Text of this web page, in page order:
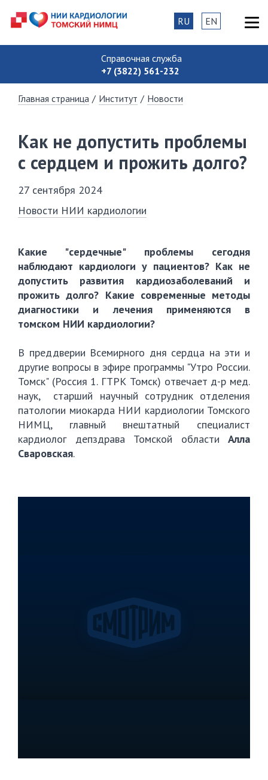
Справочная служба
+7 (3822) 561-232
RU EN
Главная страница / Институт / Новости
Как не допустить проблемы
с сердцем и прожить долго?
27 сентября 2024
Новости НИИ кардиологии
Какие "сердечные" проблемы сегодня
наблюдают кардиологи у пациентов? Как не
допустить развития кардиозаболеваний и
прожить долго? Какие современные методы
диагностики и лечения применяются в
томском НИИ кардиологии?
В преддверии Всемирного дня сердца на эти и
другие вопросы в эфире программы "Утро России.
Томск" (Россия 1. ГТРК Томск) отвечает д-р мед.
наук, старший научный сотрудник отделения
патологии миокарда НИИ кардиологии Томского
НИМЦ, главный внештатный специалист
кардиолог депздрава Томской области Алла
Сваровская.